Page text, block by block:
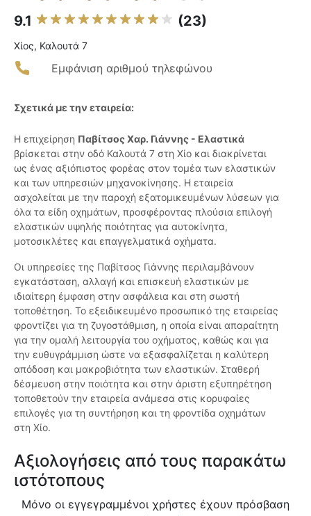
9.1 (23)
Χίος, Καλουτά 7
Εμφάνιση αριθμού τηλεφώνου
Σχετικά με την εταιρεία:
Η επιχείρηση Παβίτσος Χαρ. Γιάννης - Ελαστικά
βρίσκεται στην οδό Καλουτά 7 στη Χίο και διακρίνεται
ως ένας αξιόπιστος φορέας στον τομέα των ελαστικών
και των υπηρεσιών μηχανοκίνησης. Η εταιρεία
ασχολείται με την παροχή εξατομικευμένων λύσεων για
όλα τα είδη οχημάτων, προσφέροντας πλούσια επιλογή
ελαστικών υψηλής ποιότητας για αυτοκίνητα,
μοτοσικλέτες και επαγγελματικά οχήματα.
Οι υπηρεσίες της Παβίτσος Γιάννης περιλαμβάνουν
εγκατάσταση, αλλαγή και επισκευή ελαστικών με
ιδιαίτερη έμφαση στην ασφάλεια και στη σωστή
τοποθέτηση. Το εξειδικευμένο προσωπικό της εταιρείας
φροντίζει για τη ζυγοστάθμιση, η οποία είναι απαραίτητη
για την ομαλή λειτουργία του οχήματος, καθώς και για
την ευθυγράμμιση ώστε να εξασφαλίζεται η καλύτερη
απόδοση και μακροβιότητα των ελαστικών. Σταθερή
δέσμευση στην ποιότητα και στην άριστη εξυπηρέτηση
τοποθετούν την εταιρεία ανάμεσα στις κορυφαίες
επιλογές για τη συντήρηση και τη φροντίδα οχημάτων
στη Χίο.
Αξιολογήσεις από τους παρακάτω
ιστότοπους
Μόνο οι εγγεγραμμένοι χρήστες έχουν πρόσβαση